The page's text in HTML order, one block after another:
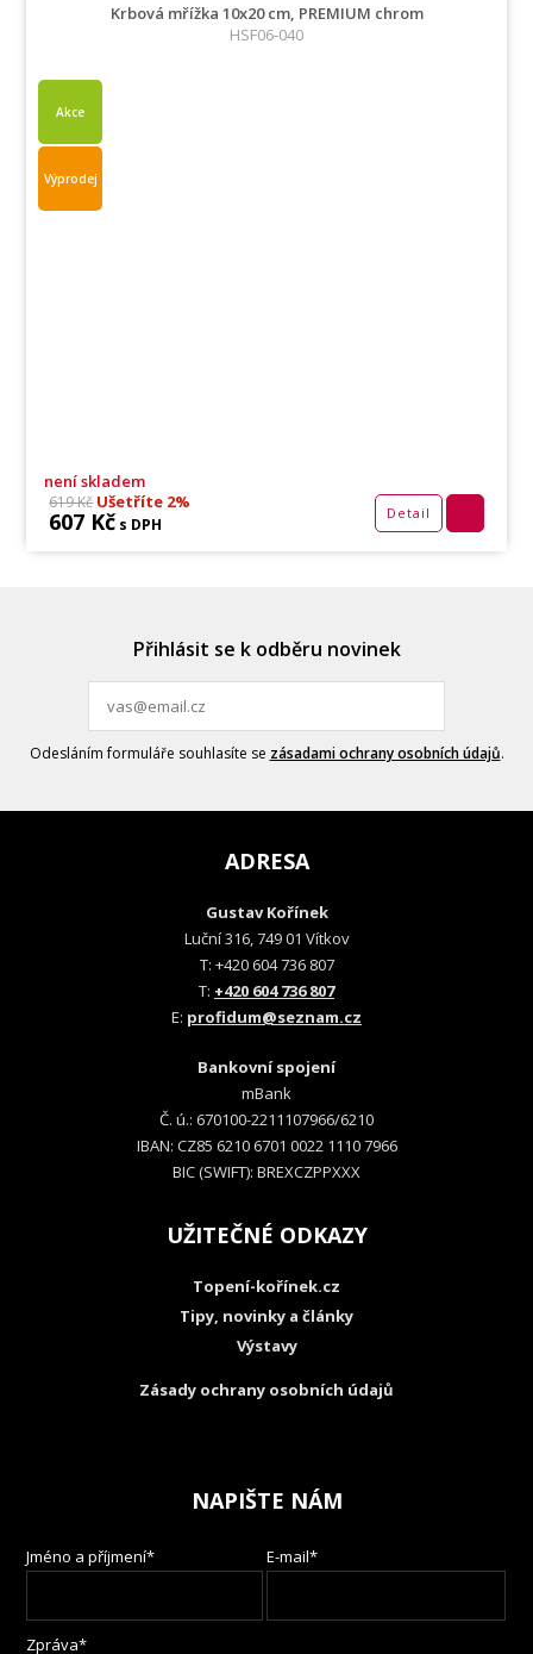
Krbová mřížka 10x20 cm, PREMIUM chrom
HSF06-040
Akce
Výprodej
není skladem
619 KčUšetříte 2%
607 Kč s DPH
Detail
Přihlásit se k odběru novinek
Odesláním formuláře souhlasíte se zásadami ochrany osobních údajů.
ADRESA
Gustav Kořínek
Luční 316, 749 01 Vítkov
T: +420 604 736 807
T: +420 604 736 807
E: profidum@seznam.cz
Bankovní spojení
mBank
Č. ú.: 670100-2211107966/6210
IBAN: CZ85 6210 6701 0022 1110 7966
BIC (SWIFT): BREXCZPPXXX
UŽITEČNÉ ODKAZY
Topení-kořínek.cz
Tipy, novinky a články
Výstavy
Zásady ochrany osobních údajů
NAPIŠTE NÁM
Jméno a příjmení* E-mail*
Zpráva*